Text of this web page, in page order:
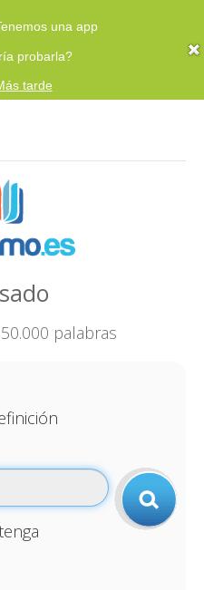
una app
probarla?
tarde
palabras